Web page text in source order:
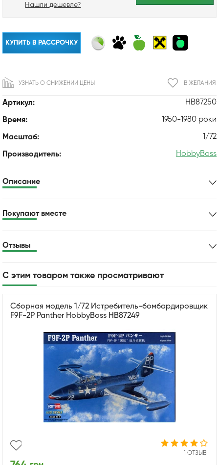
Артикул: HB87250
Время: 1950-1980 роки
Масштаб: 1/72
Производитель: HobbyBoss
Нашли дешевле?
КУПИТЬ В РАССРОЧКУ
В ЖЕЛАНИЯ
УЗНАТЬ О СНИЖЕНИИ ЦЕНЫ
Описание
Покупают вместе
Отзывы
С этим товаром также просматривают
Сборная модель 1/72 Истребитель-бомбардировщик
F9F-2P Panther HobbyBoss HB87249
1 ОТЗЫВ